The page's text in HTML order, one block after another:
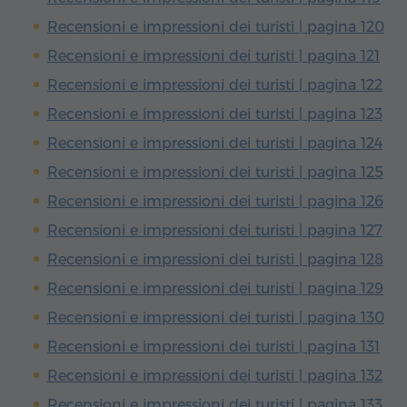
Recensioni e impressioni dei turisti | pagina 120
Recensioni e impressioni dei turisti | pagina 121
Recensioni e impressioni dei turisti | pagina 122
Recensioni e impressioni dei turisti | pagina 123
Recensioni e impressioni dei turisti | pagina 124
Recensioni e impressioni dei turisti | pagina 125
Recensioni e impressioni dei turisti | pagina 126
Recensioni e impressioni dei turisti | pagina 127
Recensioni e impressioni dei turisti | pagina 128
Recensioni e impressioni dei turisti | pagina 129
Recensioni e impressioni dei turisti | pagina 130
Recensioni e impressioni dei turisti | pagina 131
Recensioni e impressioni dei turisti | pagina 132